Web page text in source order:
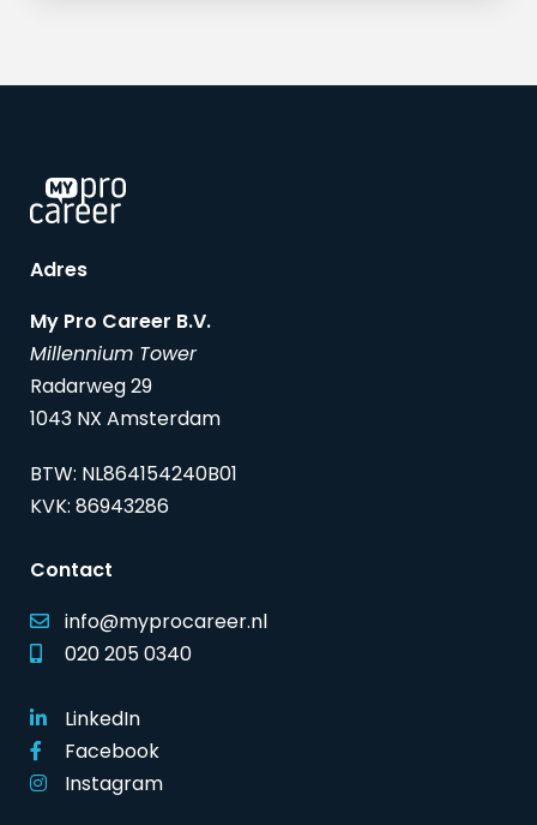
Adres
My Pro Career B.V.
Millennium Tower
Radarweg 29
1043 NX Amsterdam
BTW: NL864154240B01
KVK: 86943286
Contact
info@myprocareer.nl
020 205 0340
LinkedIn
Facebook
Instagram